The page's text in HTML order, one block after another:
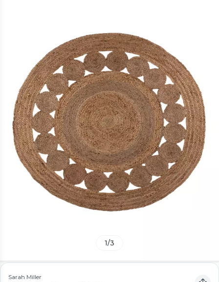
1/3
Sarah Miller